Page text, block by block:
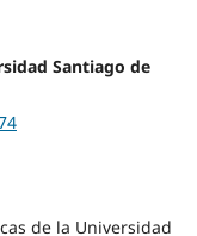
Santiago de
de la Universidad